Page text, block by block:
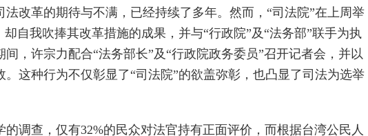
改革的期待与不满，已经持续了多年。然而，“司法院”在上周举
自我吹捧其改革措施的成果，并与“行政院”及“法务部”联手为执
，许宗力配合“法务部长”及“行政院政务委员”召开记者会，并以
这种行为不仅彰显了“司法院”的欲盖弥彰，也凸显了司法为选举
调查，仅有32%的民众对法官持有正面评价，而根据台湾公民人